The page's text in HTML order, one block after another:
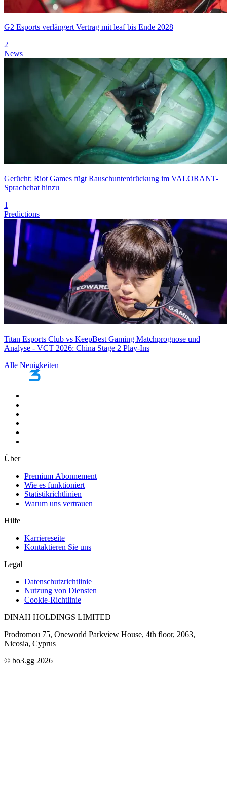
G2 Esports verlängert Vertrag mit leaf bis Ende 2028
2
News
Gerücht: Riot Games fügt Rauschunterdrückung im VALORANT-
Sprachchat hinzu
1
Predictions
Titan Esports Club vs KeepBest Gaming Matchprognose und
Analyse - VCT 2026: China Stage 2 Play-Ins
Alle Neuigkeiten
Über
Premium Abonnement
Wie es funktioniert
Statistikrichtlinien
Warum uns vertrauen
Hilfe
Karriereseite
Kontaktieren Sie uns
Legal
Datenschutzrichtlinie
Nutzung von Diensten
Cookie-Richtlinie
DINAH HOLDINGS LIMITED
Prodromou 75, Oneworld Parkview House, 4th floor, 2063,
Nicosia, Cyprus
© bo3.gg 2026